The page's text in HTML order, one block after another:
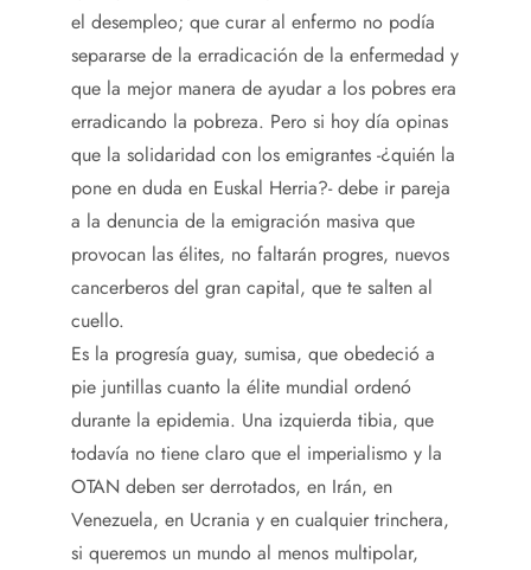
el desempleo; que curar al enfermo no podía
separarse de la erradicación de la enfermedad y
que la mejor manera de ayudar a los pobres era
erradicando la pobreza. Pero si hoy día opinas
que la solidaridad con los emigrantes -¿quién la
pone en duda en Euskal Herria?- debe ir pareja
a la denuncia de la emigración masiva que
provocan las élites, no faltarán progres, nuevos
cancerberos del gran capital, que te salten al
cuello.
Es la progresía guay, sumisa, que obedeció a
pie juntillas cuanto la élite mundial ordenó
durante la epidemia. Una izquierda tibia, que
todavía no tiene claro que el imperialismo y la
OTAN deben ser derrotados, en Irán, en
Venezuela, en Ucrania y en cualquier trinchera,
si queremos un mundo al menos multipolar,